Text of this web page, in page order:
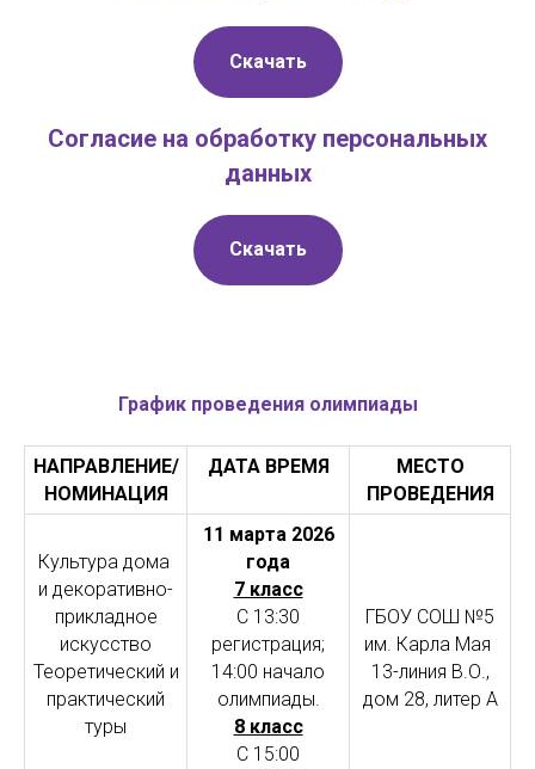
Скачать
Согласие на обработку персональных
данных
Скачать
График проведения олимпиады
НАПРАВЛЕНИЕ/
НОМИНАЦИЯ
ДАТА ВРЕМЯ
МЕСТО
ПРОВЕДЕНИЯ
Культура дома
и декоративно-
прикладное
искусство
Теоретический и
практический
туры
11 марта 2026
года
7 класс
С 13:30
регистрация;
14:00 начало
олимпиады.
8 класс
С 15:00
ГБОУ СОШ №5
им. Карла Мая
13-линия В.О.,
дом 28, литер А